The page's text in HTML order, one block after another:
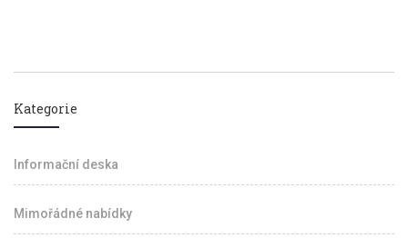
Kategorie
Informační deska
Mimořádné nabídky